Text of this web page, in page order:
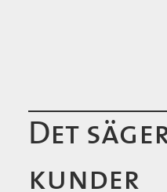
Det
kunder